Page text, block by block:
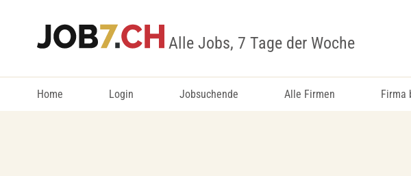
Alle Jobs, 7 Tage der Woche
Home Login Jobsuchende Alle Firmen Firma